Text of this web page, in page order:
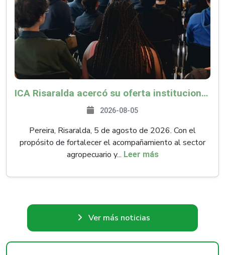
ICA Risaralda acercó su oferta institucional a productores y emprendedores en Expocamello
2026-08-05
Pereira, Risaralda, 5 de agosto de 2026. Con el
propósito de fortalecer el acompañamiento al sector
agropecuario y... Leer más
Ver más noticias